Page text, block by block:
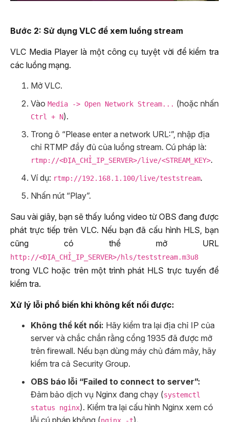
Bước 2: Sử dụng VLC để xem luồng stream
VLC Media Player là một công cụ tuyệt vời để kiểm tra
các luồng mạng.
Mở VLC.
Vào Media -> Open Network Stream... (hoặc nhấn
Ctrl + N).
Trong ô “Please enter a network URL:”, nhập địa
chỉ RTMP đầy đủ của luồng stream. Cú pháp là:
rtmp://<ĐỊA_CHỈ_IP_SERVER>/live/<STREAM_KEY>.
Ví dụ: rtmp://192.168.1.100/live/teststream.
Nhấn nút “Play”.
Sau vài giây, bạn sẽ thấy luồng video từ OBS đang được
phát trực tiếp trên VLC. Nếu bạn đã cấu hình HLS, bạn
cũng có thể mở URL
http://<ĐỊA_CHỈ_IP_SERVER>/hls/teststream.m3u8
trong VLC hoặc trên một trình phát HLS trực tuyến để
kiểm tra.
Xử lý lỗi phổ biến khi không kết nối được:
Không thể kết nối: Hãy kiểm tra lại địa chỉ IP của
server và chắc chắn rằng cổng 1935 đã được mở
trên firewall. Nếu bạn dùng máy chủ đám mây, hãy
kiểm tra cả Security Group.
OBS báo lỗi “Failed to connect to server”:
Đảm bảo dịch vụ Nginx đang chạy (systemctl
status nginx). Kiểm tra lại cấu hình Nginx xem có